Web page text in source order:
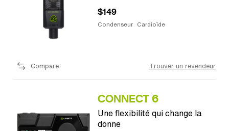
$149
Condenseur Cardioïde
Compare Trouver un revendeur
CONNECT 6
Une flexibilité qui change la
donne